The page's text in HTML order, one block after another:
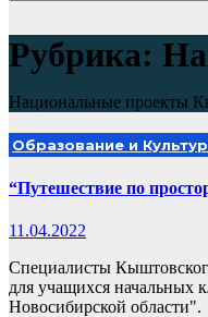
Рубрика:
Национальные проекты
Образование и
“Путешествие по
11.04.2022
Специалисты
для учащихся начальных
Новосибирской области".